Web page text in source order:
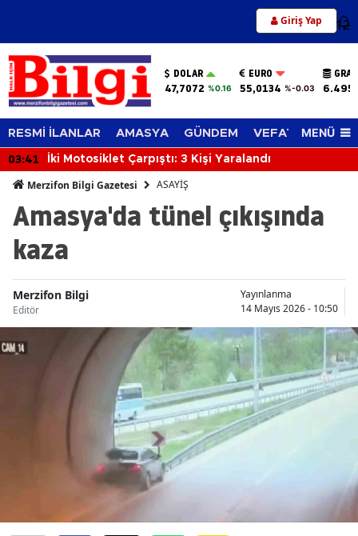
Giriş Yap 12
DOLAR
47,7072 %0.16
EURO
55,0134 %-0.03
RESMİ İLANLAR AMASYA GÜNDEM VEFAT EDENLER
MENÜ
03:41 İki Motosiklet Çarpıştı: 3 Kişi Yaralandı
Merzifon Bilgi Gazetesi ASAYİŞ
Amasya'da tünel çıkışında
kaza
Merzifon Bilgi
Editör
Yayınlanma
14 Mayıs 2026 - 10:50